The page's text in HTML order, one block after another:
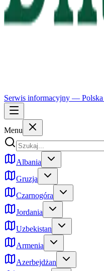
Serwis informacyjny — Polska
Menu
Albania
Gruzja
Czarnogóra
Jordania
Uzbekistan
Armenia
Azerbejdżan